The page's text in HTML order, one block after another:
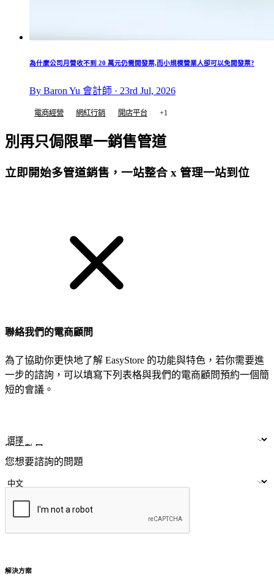
為什麼公司月營收不到 20 萬元仍需開發票,而小規模營業人卻可以免開發票?
By Baron Yu 會計師 · 23rd Jul, 2026
電商經營 網紅行銷 開店平台 +1
別再只侷限單一銷售管道
立即開始多管道銷售，一站整合 x 管理一站到位
聯絡我們的電商顧問
為了協助你更快地了解 EasyStore 的功能與特色，若你需要進
一步的諮詢，可以填寫下列表格與我們的電商顧問預約一個簡
短的會議。
LINE ID
門市數量
您想要諮詢的問題
解決方案